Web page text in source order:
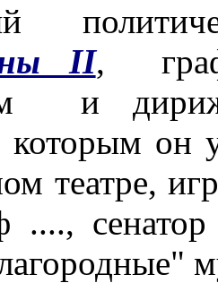
II,
и
которым он
театре,
....,